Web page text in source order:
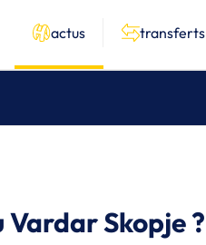
actus transferts
Skopje ?